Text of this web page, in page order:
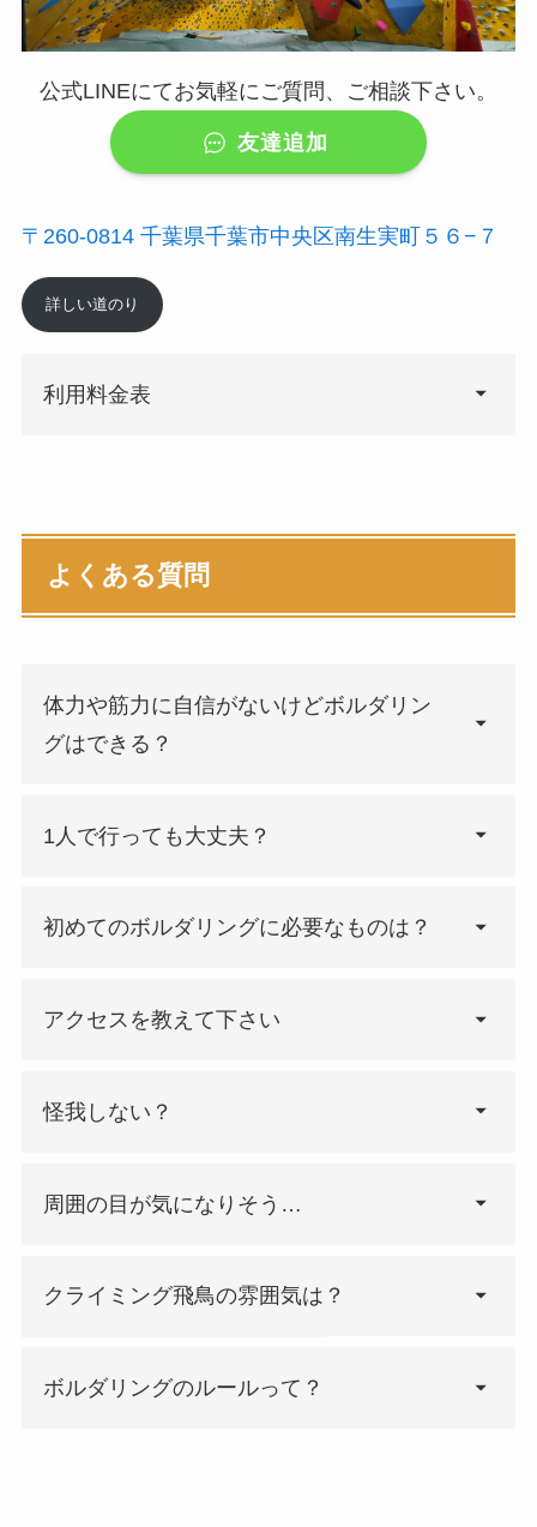
公式LINEにてお気軽にご質問、ご相談下さい。
友達追加
〒260-0814 千葉県千葉市中央区南生実町５６−７
詳しい道のり
利用料金表
会員登録料
よくある質問
体力や筋力に自信がないけどボルダリン
グはできる？
いつもいる猫の名前は？
1人で行っても大丈夫？
【ボルダリング初心者】女子1
人の不安解消！4つの理由 |
最高な理由 | 「ぶちょログ」
初めてのボルダリングに必要なものは？
アクセスを教えて下さい
あわせて読みたい
リングジム】
怪我しない？
周囲の目が気になりそう…
クライミング飛鳥の雰囲気は？
ボルダリングのルールって？